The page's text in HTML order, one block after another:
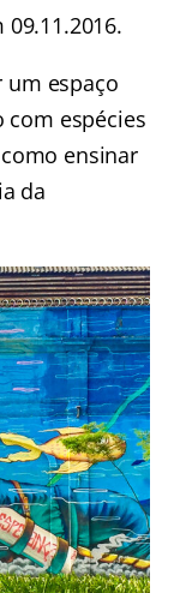
um espaço
com espécies
ensinar
da